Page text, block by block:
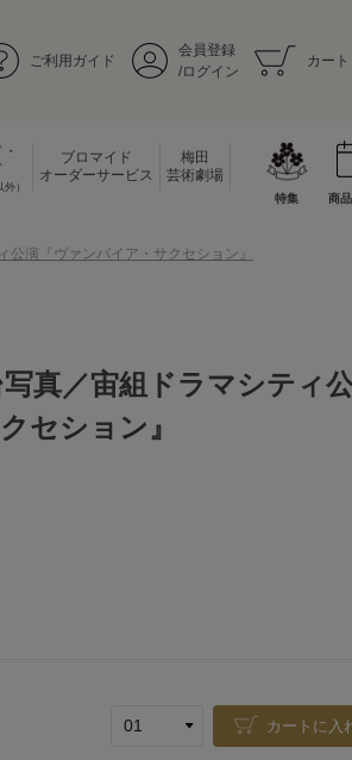
ご利用ガイド
会員登録
/ログイン
カート
）
ブロマイド
オーダーサービス
梅田
芸術劇場
特集 商
演『ヴァンパイア・サクセション』
真／宙組ドラマシティ
セション』
カートに入